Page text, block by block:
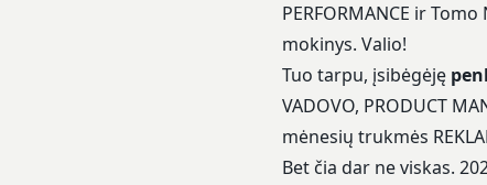
PERFORMANCE ir
mokinys. Valio!
Tuo tarpu, įsibėgėję
VADOVO, PRODUCT
mėnesių trukmės
Bet čia dar ne viskas.